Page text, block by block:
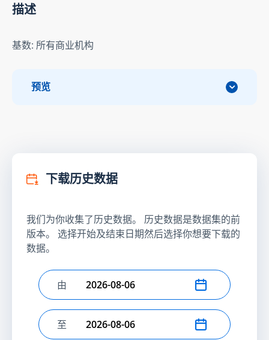
描述
基数: 所有商业机构
预览
下载历史数据
我们为你收集了历史数据。 历史数据是数据集的前
版本。 选择开始及结束日期然后选择你想要下载的
数据。
选择开始日期
由
选择结束日期
至